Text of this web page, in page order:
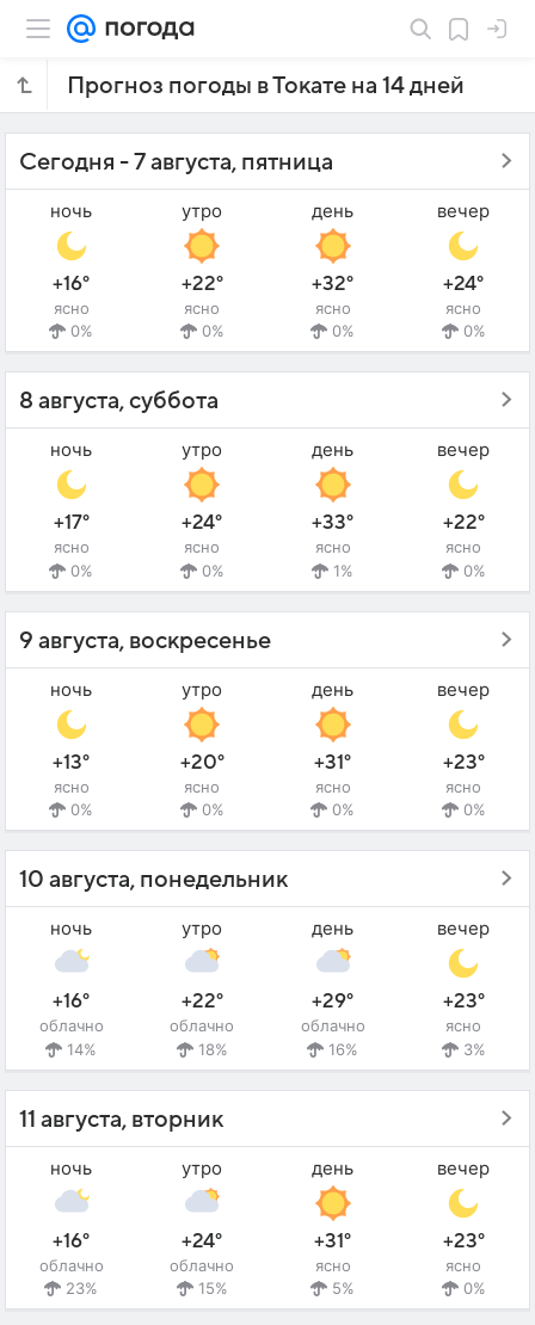
Прогноз погоды в Токате на 14 дней
Сегодня - 7 августа, пятница
ночь
+16°
ясно
0%
утро
+22°
ясно
0%
день
+32°
ясно
0%
вечер
+24°
ясно
0%
8 августа, суббота
ночь
+17°
ясно
0%
утро
+24°
ясно
0%
день
+33°
ясно
1%
вечер
+22°
ясно
0%
9 августа, воскресенье
ночь
+13°
ясно
0%
утро
+20°
ясно
0%
день
+31°
ясно
0%
вечер
+23°
ясно
0%
10 августа, понедельник
ночь
+16°
облачно
14%
утро
+22°
облачно
18%
день
+29°
облачно
16%
вечер
+23°
ясно
3%
11 августа, вторник
ночь
+16°
облачно
23%
утро
+24°
облачно
15%
день
+31°
ясно
5%
вечер
+23°
ясно
0%